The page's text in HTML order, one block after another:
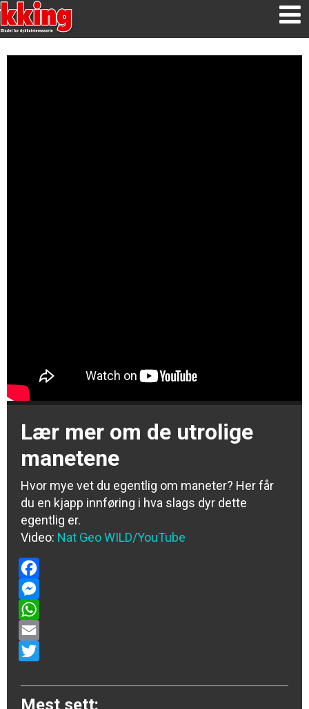
Lær mer om de utrolige
manetene
Hvor mye vet du egentlig om maneter? Her får
du en kjapp innføring i hva slags dyr dette
egentlig er.
Video: Nat Geo WILD/YouTube
Facebook
Messenger
WhatsApp
Email
Mest sett: